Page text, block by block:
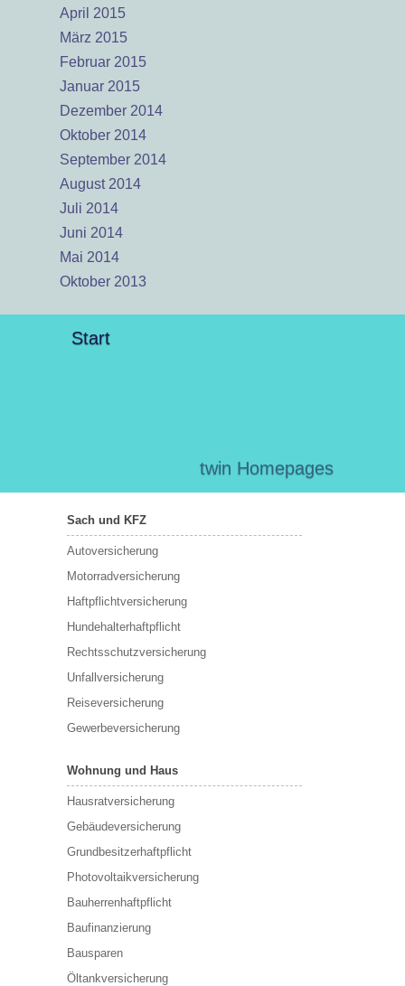
April 2015
März 2015
Februar 2015
Januar 2015
Dezember 2014
Oktober 2014
September 2014
August 2014
Juli 2014
Juni 2014
Mai 2014
Oktober 2013
Start
twin Homepages
Sach und KFZ
Autoversicherung
Motorradversicherung
Haftpflichtversicherung
Hundehalterhaftpflicht
Rechtsschutzversicherung
Unfallversicherung
Reiseversicherung
Gewerbeversicherung
Wohnung und Haus
Hausratversicherung
Gebäudeversicherung
Grundbesitzerhaftpflicht
Photovoltaikversicherung
Bauherrenhaftpflicht
Baufinanzierung
Bausparen
Öltankversicherung